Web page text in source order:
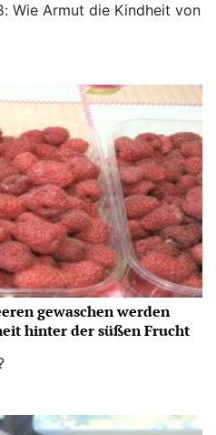
Wie Armut die Kindheit von
gewaschen werden
hinter der süßen Frucht